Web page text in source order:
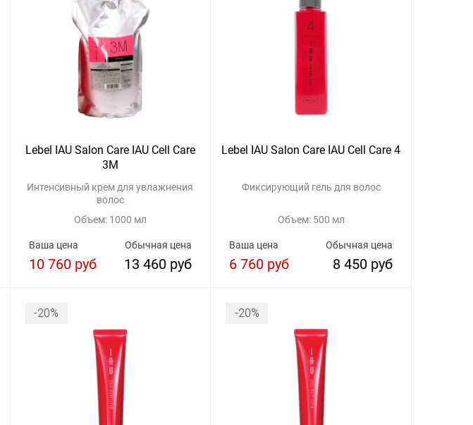
Lebel IAU Salon Care IAU Cell Care
3M
Интенсивный крем для увлажнения
волос
Объем: 1000 мл
Обычная цена
13 460 руб
Ваша цена
10 760 руб
Lebel IAU Salon Care IAU Cell Care 4
Фиксирующий гель для волос
Объем: 500 мл
Обычная цена
8 450 руб
Ваша цена
6 760 руб
-20% -20%